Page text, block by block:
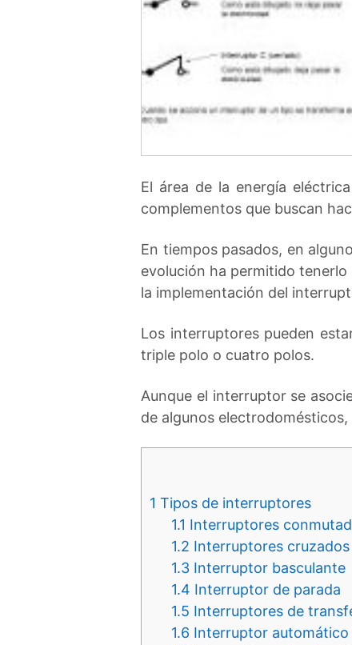
El área de la energía
complementos que buscan
En tiempos pasados, en
evolución ha permitido
la implementación del
Los interruptores pueden
triple polo o cuatro polos.
Aunque el interruptor se
de algunos
1 Tipos de interruptores
1.1 Interruptores
1.2 Interruptores cruzados
1.3 Interruptor basculante
1.4 Interruptor de parada
1.5 Interruptores de
1.6 Interruptor